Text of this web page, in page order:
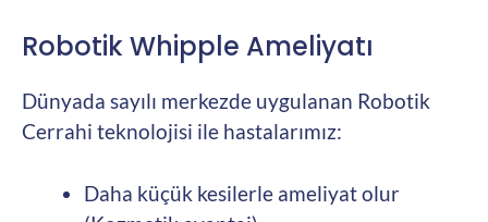
Robotik Whipple Ameliyatı
Dünyada sayılı merkezde uygulanan Robotik
Cerrahi teknolojisi ile hastalarımız:
Daha küçük kesilerle ameliyat olur